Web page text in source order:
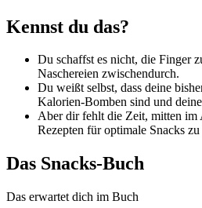
Kennst du das?
Du schaffst es nicht, die Finger
Naschereien zwischendurch.
Du weißt selbst, dass deine
Kalorien-Bomben sind und
Aber dir fehlt die Zeit, mitten im
Rezepten für optimale Snacks zu
Das Snacks-Buch
Das erwartet dich im Buch